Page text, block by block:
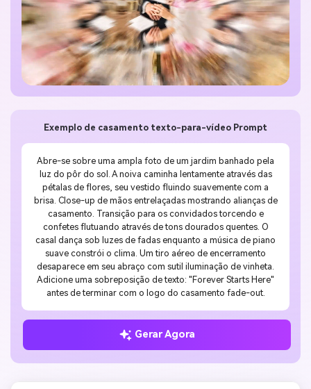
Exemplo de casamento texto-para-vídeo Prompt
Abre-se sobre uma ampla foto de um jardim banhado pela
luz do pôr do sol. A noiva caminha lentamente através das
pétalas de flores, seu vestido fluindo suavemente com a
brisa. Close-up de mãos entrelaçadas mostrando alianças de
casamento. Transição para os convidados torcendo e
confetes flutuando através de tons dourados quentes. O
casal dança sob luzes de fadas enquanto a música de piano
suave constrói o clima. Um tiro aéreo de encerramento
desaparece em seu abraço com sutil iluminação de vinheta.
Adicione uma sobreposição de texto: "Forever Starts Here"
antes de terminar com o logo do casamento fade-out.
Gerar Agora